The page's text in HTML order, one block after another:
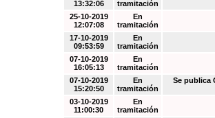
13:32:06
tramitación
25-10-2019
12:07:08
En
tramitación
17-10-2019
09:53:59
En
tramitación
07-10-2019
16:05:13
En
tramitación
07-10-2019
15:20:50
En
tramitación
Se publica
03-10-2019
11:00:30
En
tramitación